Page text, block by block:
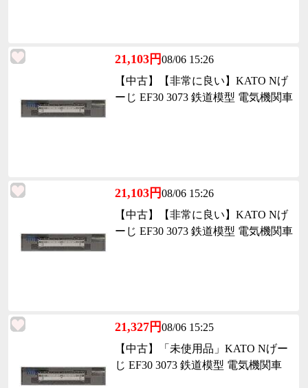
21,103円08/06 15:26
【中古】【非常に良い】KATO Nげ
ーじ EF30 3073 鉄道模型 電気機関車
21,103円08/06 15:26
【中古】【非常に良い】KATO Nげ
ーじ EF30 3073 鉄道模型 電気機関車
21,327円08/06 15:25
【中古】「未使用品」KATO Nげー
じ EF30 3073 鉄道模型 電気機関車